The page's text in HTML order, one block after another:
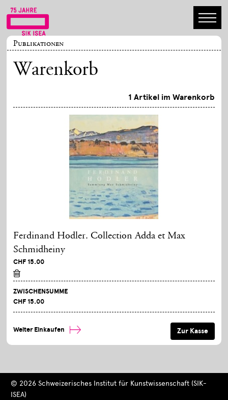
Publikationen
Warenkorb
1 Artikel im Warenkorb
Ferdinand Hodler. Collection Adda et Max
Schmidheiny
CHF 15.00
ZWISCHENSUMME
CHF 15.00
Weiter Einkaufen
© 2026 Schweizerisches Institut für Kunstwissenschaft (SIK-
ISEA)